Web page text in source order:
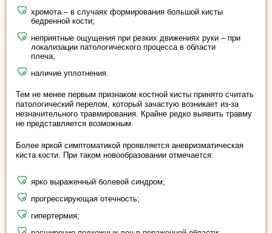
хромота – в случаях формирования большой кисты
бедренной кости;
неприятные ощущения при резких движениях руки – при
локализации патологического процесса в области
плеча;
наличие уплотнения.
Тем не менее первым признаком костной кисты принято считать
патологический перелом, который зачастую возникает из-за
незначительного травмирования. Крайне редко выявить травму
не представляется возможным.
Более яркой симптоматикой проявляется аневризматическая
киста кости. При таком новообразовании отмечается:
ярко выраженный болевой синдром;
прогрессирующая отечность;
гипертермия;